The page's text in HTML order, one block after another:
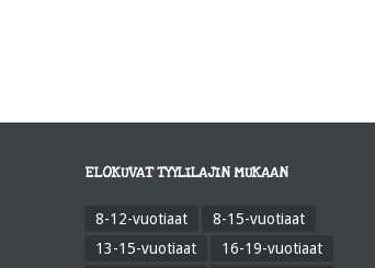
ELOKUVAT TYYLILAJIN MUKAAN
8-12-vuotiaat
8-15-vuotiaat
13-15-vuotiaat
16-19-vuotiaat